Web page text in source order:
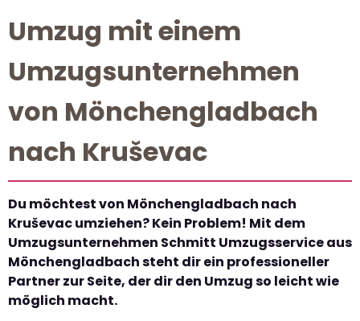
Umzug mit einem
Umzugsunternehmen
von Mönchengladbach
nach Kruševac
Du möchtest von Mönchengladbach nach
Kruševac umziehen? Kein Problem! Mit dem
Umzugsunternehmen Schmitt Umzugsservice aus
Mönchengladbach steht dir ein professioneller
Partner zur Seite, der dir den Umzug so leicht wie
möglich macht.